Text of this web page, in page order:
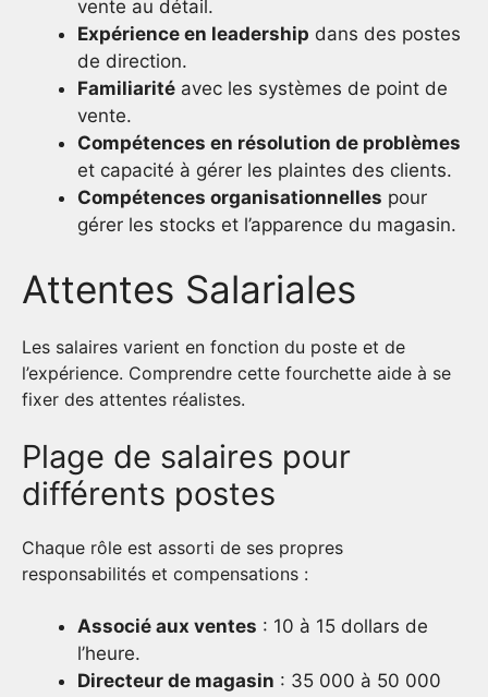
vente au détail.
Expérience en leadership dans des postes
de direction.
Familiarité avec les systèmes de point de
vente.
Compétences en résolution de problèmes
et capacité à gérer les plaintes des clients.
Compétences organisationnelles pour
gérer les stocks et l’apparence du magasin.
Attentes Salariales
Les salaires varient en fonction du poste et de
l’expérience. Comprendre cette fourchette aide à se
fixer des attentes réalistes.
Plage de salaires pour
différents postes
Chaque rôle est assorti de ses propres
responsabilités et compensations :
Associé aux ventes : 10 à 15 dollars de
l’heure.
Directeur de magasin : 35 000 à 50 000